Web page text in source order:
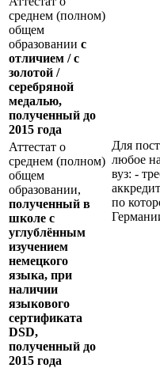
среднем (полном)
общем
образовании с
отличием / с
золотой /
серебряной
медалью,
полученный до
2015 года
Для
любое
вуз: -
по
Аттестат о
среднем (полном)
общем
образовании,
полученный в
школе с
углублённым
изучением
немецкого
языка, при
наличии
языкового
сертификата
DSD,
полученный до
2015 года